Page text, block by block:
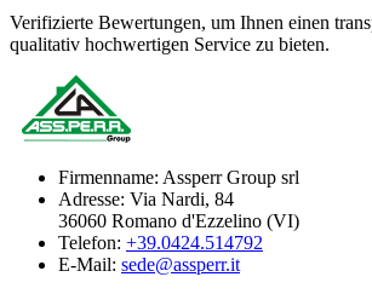
Verifizierte Bewertungen, um Ihnen einen
qualitativ hochwertigen Service zu bieten.
Firmenname: Assperr Group srl
Adresse: Via Nardi, 84
36060 Romano d'Ezzelino (VI)
Telefon: +39.0424.514792
E-Mail: sede@assperr.it